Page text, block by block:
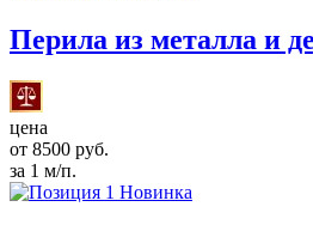
Перила из металла и
цена
от 8500 руб.
за 1 м/п.
Новинка